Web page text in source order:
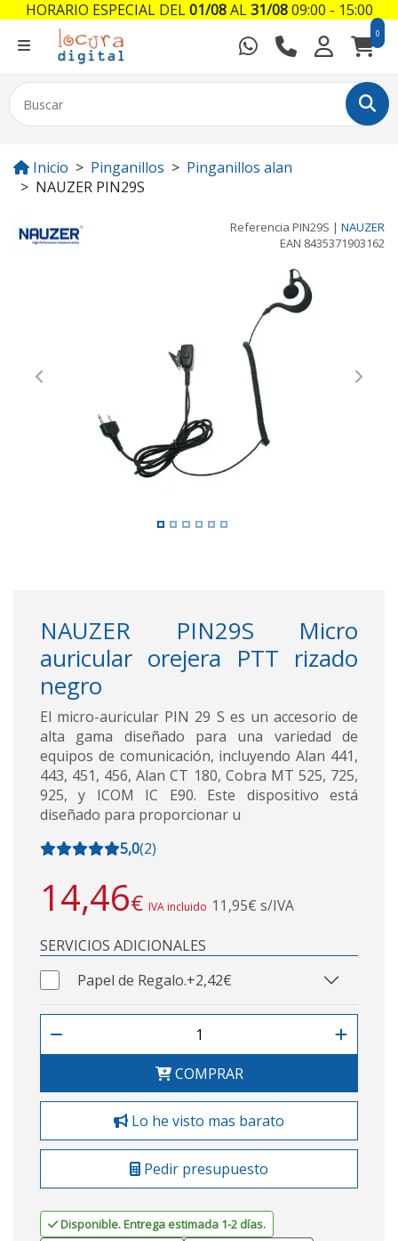
0
Inicio Pinganillos
Pinganillos alan
NAUZER PIN29S
Referencia PIN29S | NAUZER
EAN 8435371903162
Previous Next
NAUZER PIN29S Micro
auricular orejera PTT rizado
negro
El micro-auricular PIN 29 S es un accesorio de
alta gama diseñado para una variedad de
equipos de comunicación, incluyendo Alan 441,
443, 451, 456, Alan CT 180, Cobra MT 525, 725,
925, y ICOM IC E90. Este dispositivo está
diseñado para proporcionar u
5,0(2)
14,46€ IVA incluido 11,95€ s/IVA
SERVICIOS ADICIONALES
Papel de Regalo.+2,42€
COMPRAR
Lo he visto mas barato
Pedir presupuesto
Disponible. Entrega estimada 1-2 días.
HORARIO ESPECIAL DEL01/08AL31/0809:00 - 15:00